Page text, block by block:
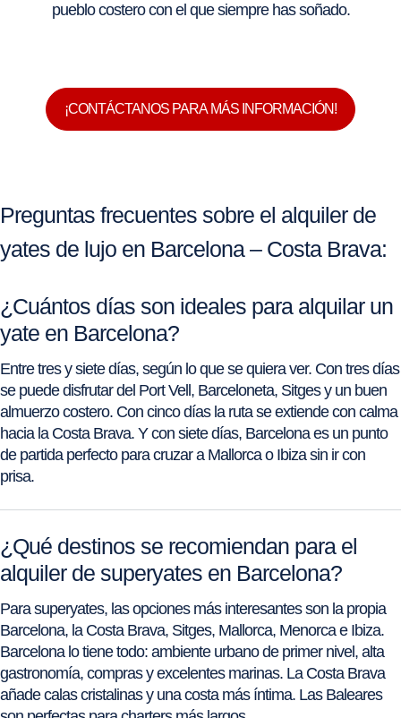
pueblo costero con el que siempre has soñado.
¡CONTÁCTANOS PARA MÁS INFORMACIÓN!
Preguntas frecuentes sobre el alquiler de
yates de lujo en Barcelona – Costa Brava:
¿Cuántos días son ideales para alquilar un
yate en Barcelona?
Entre tres y siete días, según lo que se quiera ver. Con tres días
se puede disfrutar del Port Vell, Barceloneta, Sitges y un buen
almuerzo costero. Con cinco días la ruta se extiende con calma
hacia la Costa Brava. Y con siete días, Barcelona es un punto
de partida perfecto para cruzar a Mallorca o Ibiza sin ir con
prisa.
¿Qué destinos se recomiendan para el
alquiler de superyates en Barcelona?
Para superyates, las opciones más interesantes son la propia
Barcelona, la Costa Brava, Sitges, Mallorca, Menorca e Ibiza.
Barcelona lo tiene todo: ambiente urbano de primer nivel, alta
gastronomía, compras y excelentes marinas. La Costa Brava
añade calas cristalinas y una costa más íntima. Las Baleares